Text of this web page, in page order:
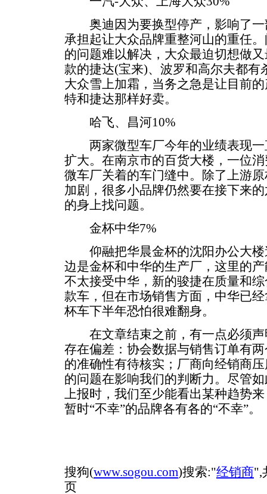
奥迪因为要换型停产，影响了一
承担起让大众品牌重整河山的重任
的问题难以解决，大众最迫切想做
款的捷达(宝来)、波罗和高尔夫都有
大众雪上加霜，当务之急是让目前
特和捷达那样好卖。
哈飞、昌河10%
两家微型车厂今年的业绩表现一
扩大。在南京市的百货大楼，一位
微车厂关着的车门缝中。除了上游
加剧，很多小品牌仍然要在接下来
的身上找问题。
金杯中华7%
仰融把华晨金杯的沈阳办公大楼
边是金杯和中华的生产厂，这里的
不太接受中华，新的骏捷在质量和
款车，但在市场销售方面，中华已
杯车下半年恐怕很难翻身。
在文章结束之前，有一点必须声
存在偏差：协会数据与销售订单有
的准确性有待核实；厂商向经销商
的问题在影响我们的判断力。尽管
上报时，我们至少能看出某种趋势
暂时“不幸”的品牌各有各的“不幸”。
搜狗(www.sogou.com)搜索:"经销商",
页